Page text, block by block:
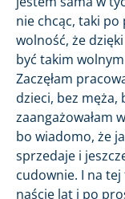
nie chcąc, taki po
wolność, że
być takim
Zaczęłam
dzieci, bez męża,
zaangażowałam
bo wiadomo, że
sprzedaje i
cudownie. I na
naście lat i po